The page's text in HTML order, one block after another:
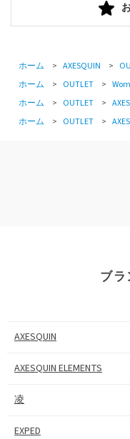
ホーム > AXESQUIN >
ホーム
> OUTLET >
ホーム
> OUTLET >
ホーム
> OUTLET >
ブ
AXESQUIN
AXESQUIN ELEMENTS
凌
EXPED